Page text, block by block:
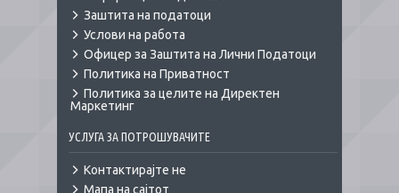
Заштита на податоци
Услови на работа
Офицер за Заштита на Лични Податоци
Политика на Приватност
Политика за целите на Директен
Маркетинг
УСЛУГА ЗА ПОТРОШУВАЧИТЕ
Контактирајте не
Мапа на сајтот